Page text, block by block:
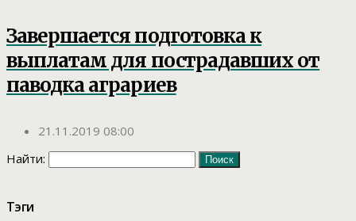
Завершается подготовка к
выплатам для пострадавших от
паводка аграриев
21.11.2019 08:00
Найти:
Тэги